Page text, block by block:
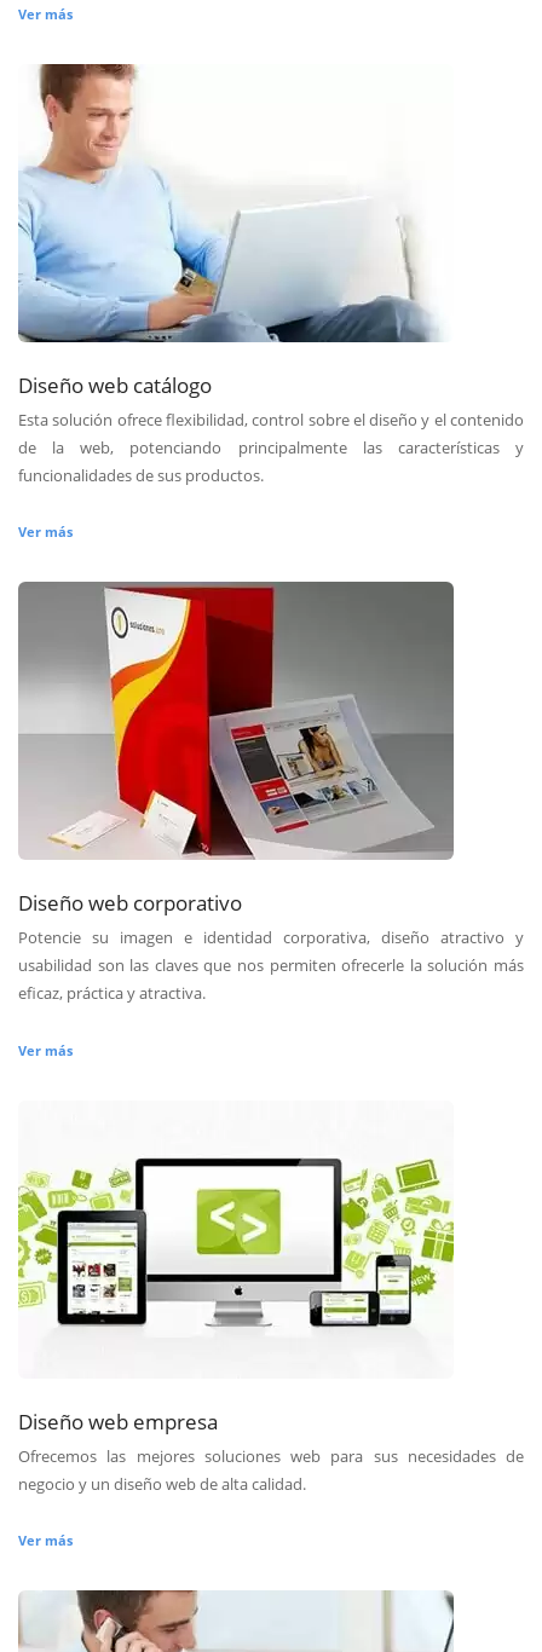
Ver más
Diseño web catálogo
Esta solución ofrece flexibilidad, control sobre el diseño y el contenido
de la web, potenciando principalmente las características y
funcionalidades de sus productos.
Ver más
Diseño web corporativo
Potencie su imagen e identidad corporativa, diseño atractivo y
usabilidad son las claves que nos permiten ofrecerle la solución más
eficaz, práctica y atractiva.
Ver más
Diseño web empresa
Ofrecemos las mejores soluciones web para sus necesidades de
negocio y un diseño web de alta calidad.
Ver más